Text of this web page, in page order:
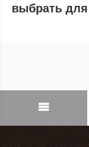
выбрать